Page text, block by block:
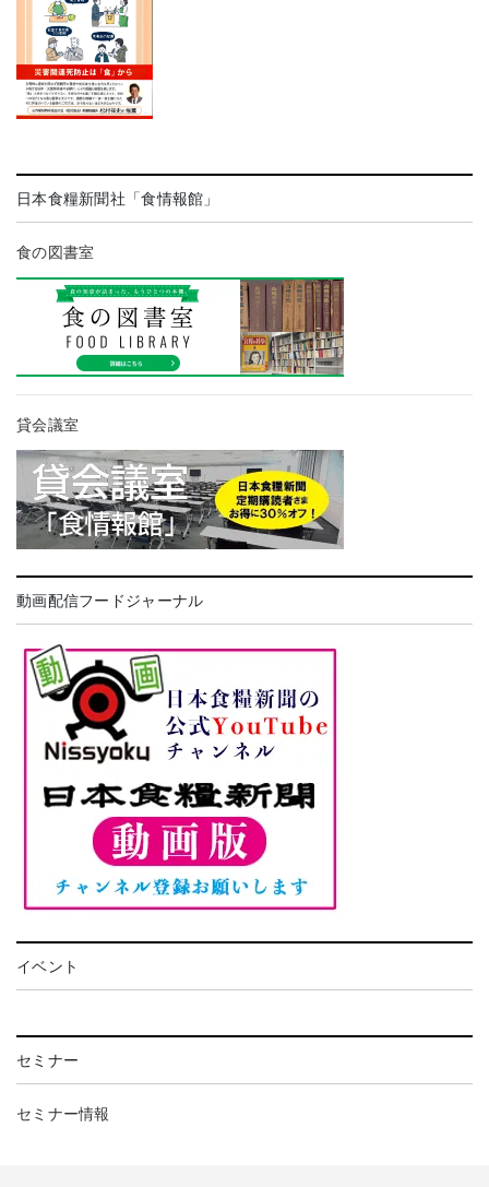
日本食糧新聞社「食情報館」
食の図書室
貸会議室
動画配信フードジャーナル
イベント
セミナー
セミナー情報